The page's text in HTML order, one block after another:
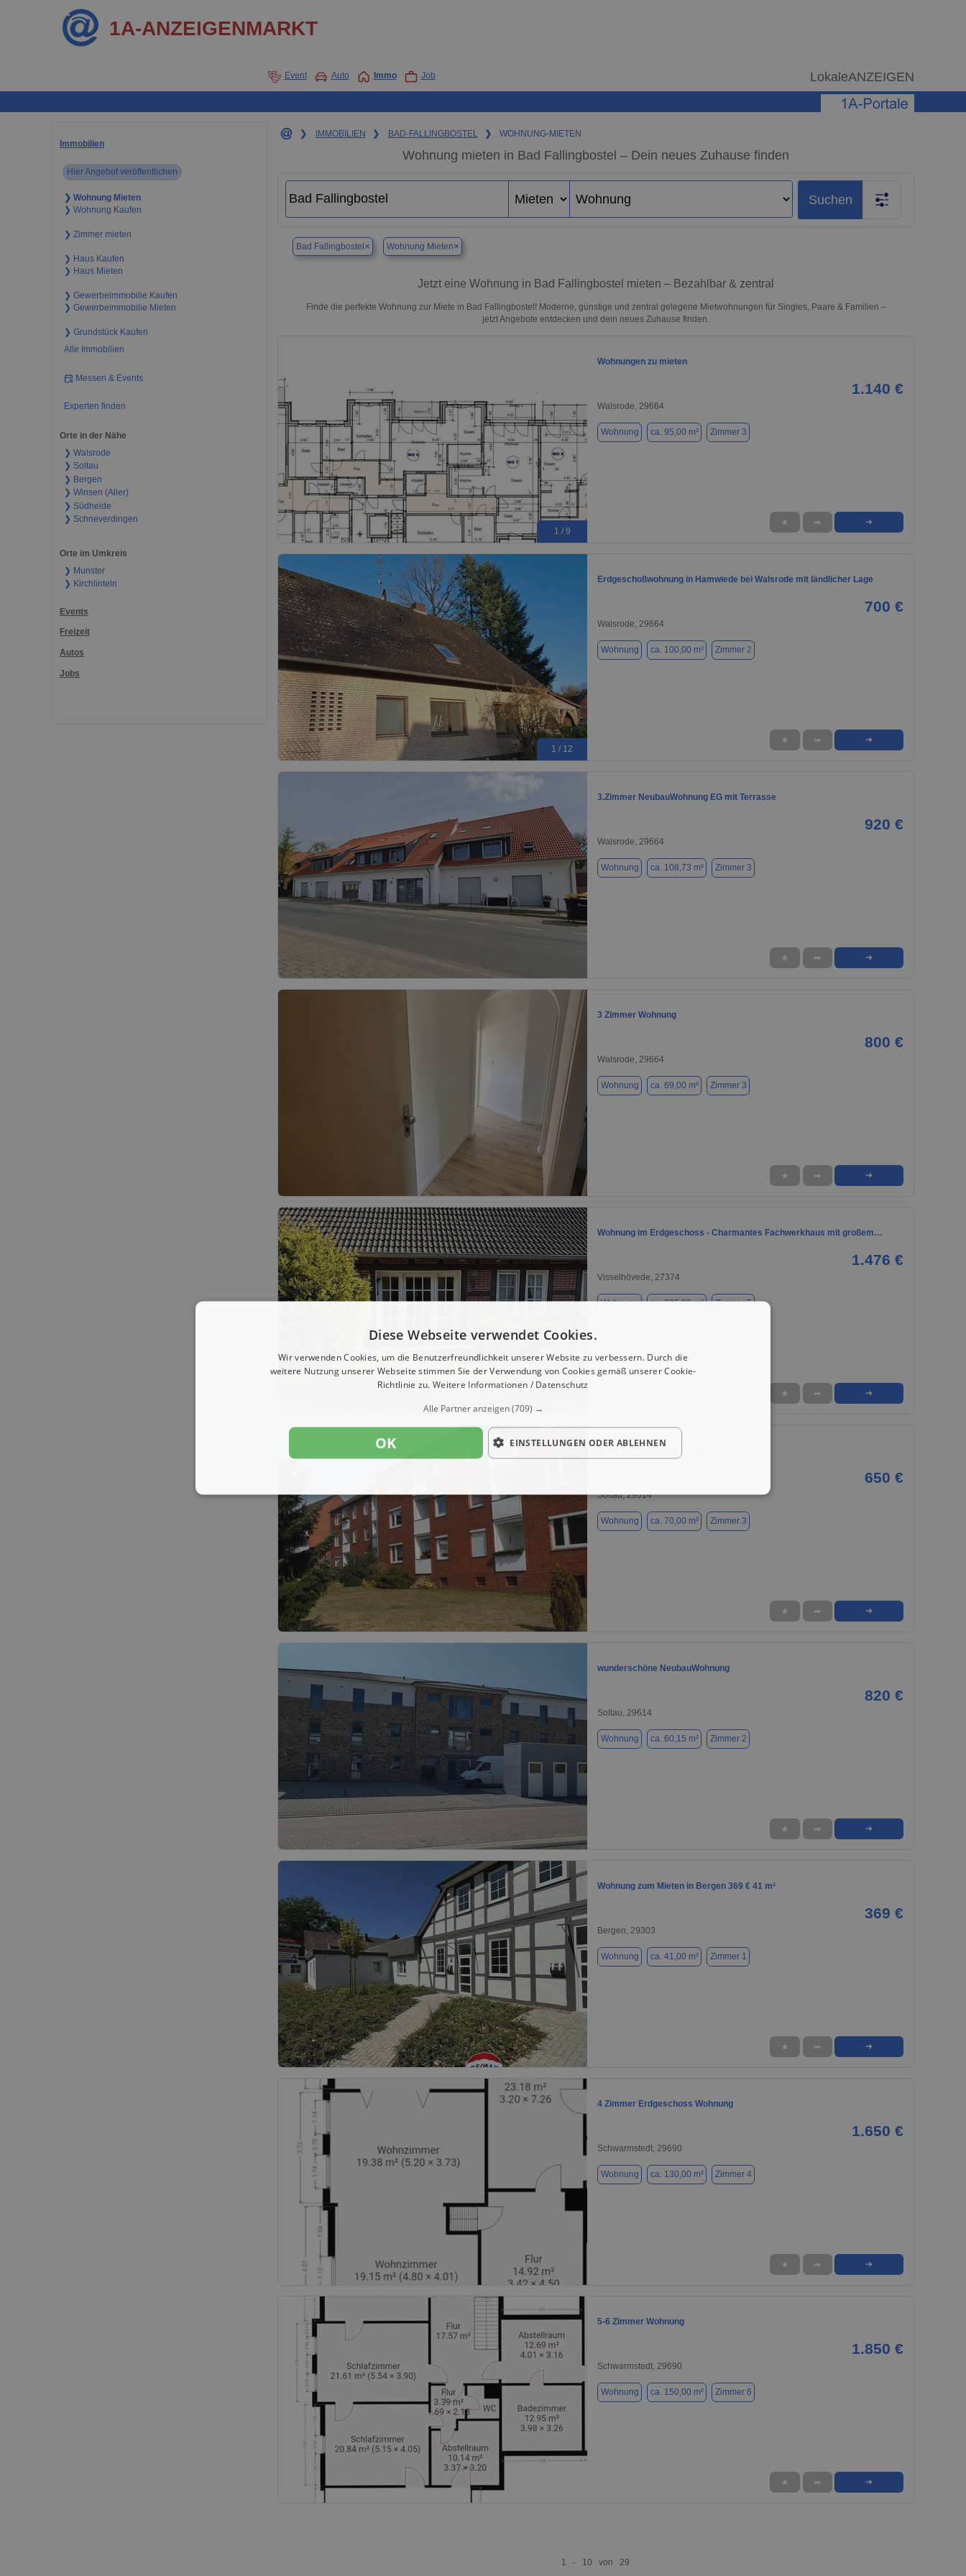
1A-ANZEIGENMARKT
Event Auto Immo Job LokaleANZEIGEN
Immobilien
Hier Angebot veröffentlichen
❯ Wohnung Mieten
❯ Wohnung Kaufen
❯ Zimmer mieten
❯ Haus Kaufen
❯ Haus Mieten
❯ Gewerbeimmobilie Kaufen
❯ Gewerbeimmobilie Mieten
❯ Grundstück Kaufen
Alle Immobilien
Messen & Events
Experten finden
Orte in der Nähe
❯ Walsrode
❯ Soltau
❯ Bergen
❯ Winsen (Aller)
❯ Südheide
❯ Schneverdingen
Orte im Umkreis
❯ Munster
❯ Kirchlinteln
Events
Freizeit
Autos
Jobs
❯ IMMOBILIEN ❯ BAD-FALLINGBOSTEL ❯ WOHNUNG-MIETEN
Wohnung mieten in Bad Fallingbostel – Dein neues Zuhause finden
Suchen
Bad Fallingbostel× Wohnung Mieten×
Jetzt eine Wohnung in Bad Fallingbostel mieten – Bezahlbar & zentral
Finde die perfekte Wohnung zur Miete in Bad Fallingbostel! Moderne, günstige und zentral gelegene Mietwohnungen für Singles, Paare & Familien –
jetzt Angebote entdecken und dein neues Zuhause finden.
1 / 9
Wohnungen zu mieten
1.140 €
Walsrode, 29664
Wohnung ca. 95,00 m² Zimmer 3
★ ➦ ➜
1 / 12
Erdgeschoßwohnung in Hamwiede bei Walsrode mit ländlicher Lage
700 €
Walsrode, 29664
Wohnung ca. 100,00 m² Zimmer 2
★ ➦ ➜
3.Zimmer NeubauWohnung EG mit Terrasse
920 €
Walsrode, 29664
Wohnung ca. 108,73 m² Zimmer 3
★ ➦ ➜
3 Zimmer Wohnung
800 €
Walsrode, 29664
Wohnung ca. 69,00 m² Zimmer 3
★ ➦ ➜
Wohnung im Erdgeschoss - Charmantes Fachwerkhaus mit großem…
1.476 €
Visselhövede, 27374
Wohnung ca. 205,00 m² Zimmer 5
★ ➦ ➜
1 / 6
Helle 3-Zi. Wohnung in Soltau zu vermieten
650 €
Soltau, 29614
Wohnung ca. 70,00 m² Zimmer 3
★ ➦ ➜
1 / 1
wunderschöne NeubauWohnung
820 €
Soltau, 29614
Wohnung ca. 60,15 m² Zimmer 2
★ ➦ ➜
1 / 1
Wohnung zum Mieten in Bergen 369 € 41 m²
369 €
Bergen, 29303
Wohnung ca. 41,00 m² Zimmer 1
★ ➦ ➜
1 / 2
4 Zimmer Erdgeschoss Wohnung
1.650 €
Schwarmstedt, 29690
Wohnung ca. 130,00 m² Zimmer 4
★ ➦ ➜
5-6 Zimmer Wohnung
1.850 €
Schwarmstedt, 29690
Wohnung ca. 150,00 m² Zimmer 6
★ ➦ ➜
1 - 10 von 29
Diese Webseite verwendet Cookies.
Wir verwenden Cookies, um die Benutzerfreundlichkeit unserer Website zu verbessern. Durch die
weitere Nutzung unserer Webseite stimmen Sie der Verwendung von Cookies gemäß unserer Cookie-
Richtlinie zu. Weitere Informationen / Datenschutz
Alle Partner anzeigen(709) →
OK EINSTELLUNGEN ODER ABLEHNEN